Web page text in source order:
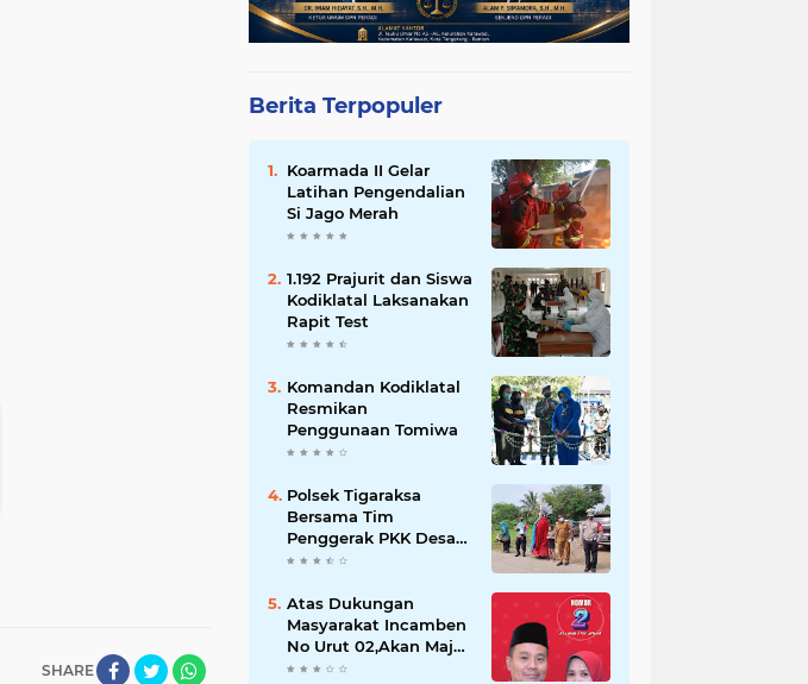
SHARE
Berita Terpopuler
Koarmada II Gelar
Latihan Pengendalian
Si Jago Merah
1.192 Prajurit dan Siswa
Kodiklatal Laksanakan
Rapit Test
Komandan Kodiklatal
Resmikan
Penggunaan Tomiwa
Polsek Tigaraksa
Bersama Tim
Penggerak PKK Desa
Jambe Bagikan
Pengguna Jalan
Atas Dukungan
Masyarakat Incamben
No Urut 02,Akan Maju
Untuk Memajukan